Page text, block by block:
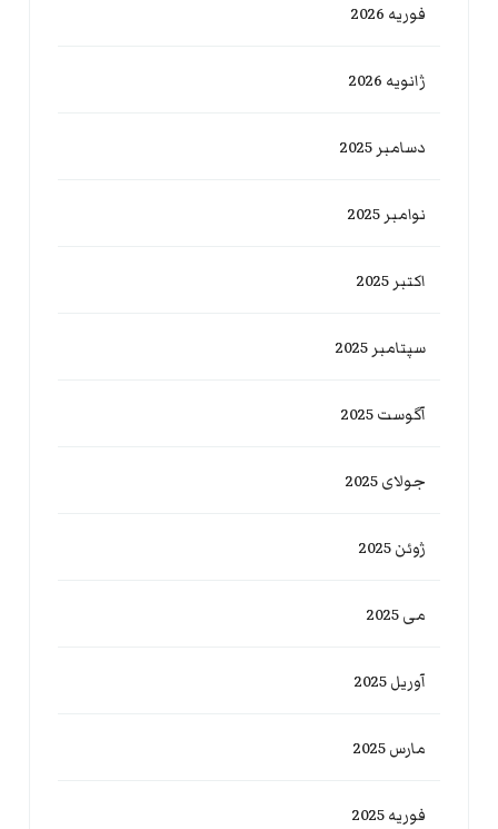
فوریه 2026
ژانویه 2026
دسامبر 2025
نوامبر 2025
اکتبر 2025
سپتامبر 2025
آگوست 2025
جولای 2025
ژوئن 2025
می 2025
آوریل 2025
مارس 2025
فوریه 2025